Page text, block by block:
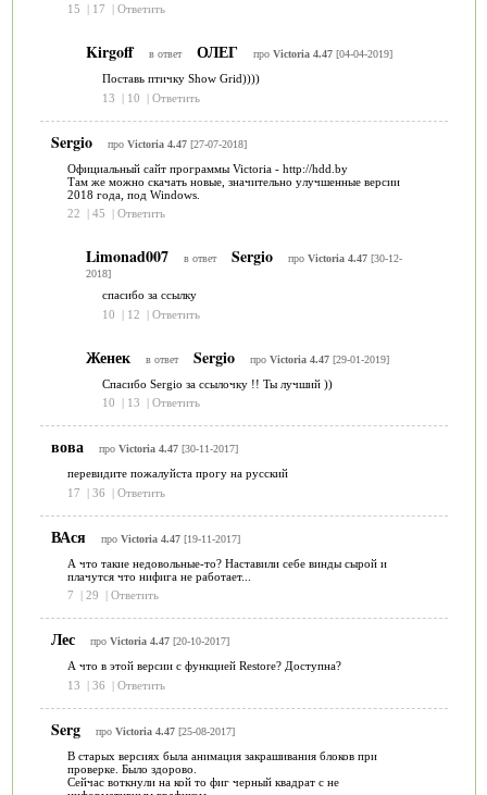
15
| 17 | Ответить
Kirgoff в ответ ОЛЕГ про Victoria 4.47[04-04-2019]
Поставь птичку Show Grid))))
13
| 10 | Ответить
Sergio про Victoria 4.47[27-07-2018]
Официальный сайт программы Victoria - http://hdd.by
Там же можно скачать новые, значительно улучшенные версии
2018 года, под Windows.
22
| 45 | Ответить
Limonad007 в ответ Sergio про Victoria 4.47[30-12-
2018]
спасибо за ссылку
10
| 12 | Ответить
Женек в ответ Sergio про Victoria 4.47[29-01-2019]
Спасибо Sergio за ссылочку !! Ты лучший ))
10
| 13 | Ответить
вова про Victoria 4.47[30-11-2017]
перевидите пожалуйста прогу на русский
17
| 36 | Ответить
ВАся про Victoria 4.47[19-11-2017]
А что такие недовольные-то? Наставили себе винды сырой и
плачутся что нифига не работает...
7
| 29 | Ответить
Лес про Victoria 4.47[20-10-2017]
А что в этой версии с функцией Restore? Доступна?
13
| 36 | Ответить
Serg про Victoria 4.47[25-08-2017]
В старых версиях была анимация закрашивания блоков при
проверке. Было здорово.
Сейчас воткнули на кой то фиг черный квадрат с не